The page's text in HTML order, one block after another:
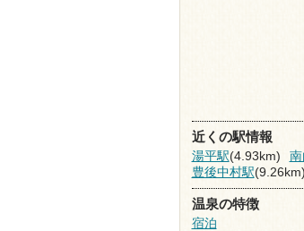
近くの駅情報
湯平駅(4.93km)
豊後中村駅(9.26km)
温泉の特徴
宿泊